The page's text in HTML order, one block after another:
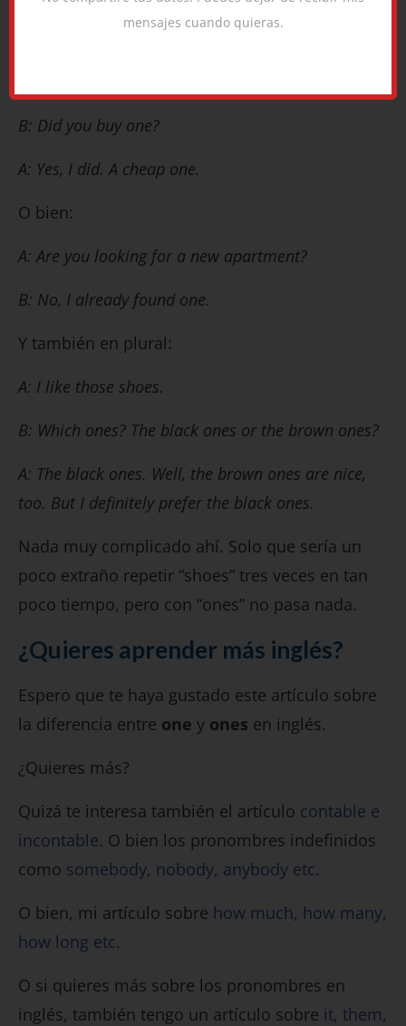
Aquí unas breves conversaciones conone y
B: Did you buy one?
A: Yes, I did. A cheap one.
O bien:
A: Are you looking for a new apartment?
B: No, I already found one.
Y también en plural:
A: I like those shoes.
B: Which ones? The black ones or the brown ones?
A: The black ones. Well, the brown ones are nice,
too. But I definitely prefer the black ones.
Nada muy complicado ahí. Solo que sería un
poco extraño repetir “shoes” tres veces en tan
poco tiempo, pero con “ones” no pasa nada.
¿Quieres aprender más inglés?
Espero que te haya gustado este artículo sobre
la diferencia entre one y ones en inglés.
¿Quieres más?
Quizá te interesa también el artículo contable e
incontable. O bien los pronombres indefinidos
como somebody, nobody, anybody etc.
O bien, mi artículo sobre how much, how many,
how long etc.
O si quieres más sobre los pronombres en
inglés, también tengo un artículo sobre it, them,
mensajes cuando quieras.